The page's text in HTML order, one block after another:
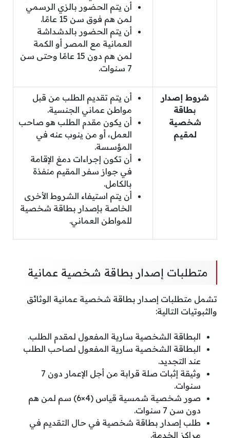
أن يتم الحضور بالزي الرسمي
لمن هم فوق سن 15 عامًا.
أن يتم الحضور بالدشداشة
العمانية مع المصر أو الكمة
لمن هم دون 15 عامًا وحتى سن
7 سنوات.
شروط إصدار
بطاقة
شخصية
لمقيم
أن يتم تقديم الطلب من قبل
مواطن عماني الجنسية.
أن يكون مقدم الطلب هو صاحب
العمل، أو من ينوب عنه في
المؤسسة.
أن تكون إجراءات دمغ الإقامة
في جواز سفر المقيم منفذة
بالكامل.
أن يتم استيفاء الشروط الأخرى
الخاصة بإصدار بطاقة شخصية
للمواطن العماني.
متطلبات إصدار بطاقة شخصية عمانية
تشمل متطلبات إصدار بطاقة شخصية عمانية الوثائق
والثبوتيات التالية:
البطاقة الشخصية سارية المفعول لمقدم الطلب.
البطاقة الشخصية سارية المفعول لصاحب الطلب
عند التجديد.
وثيقة إثبات صلة قرابة من أجل الإعمار دون 7
سنوات.
صور شخصية شمسية قياس (4×6) سم لمن هم
دون سن 7 سنوات.
طلب إصدار بطاقة شخصية في حال التقديم في
مراكز الخدمة.